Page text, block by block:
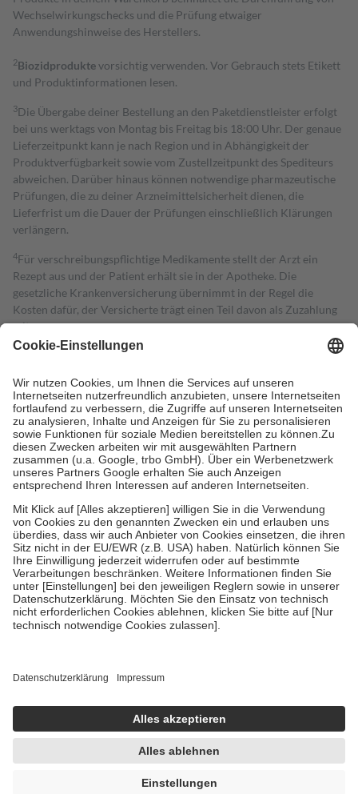
Wechselwirkungschecks und die Prüfung etwaiger
Anwendungshinweise des Herstellers.
2Biozidproduktevorsichtig verwenden. Vor Gebrauch stets Etikett
und Produktinformationen lesen.
3Die Übergabe deiner Bestellung an den Paketdienstleister erfolgt
bei uns werktags von Montag bis Freitag bis 18:00 Uhr. Der genaue
Lieferzeitpunkt kann je nach Region und in Abhängigkeit der
Produktverfügbarkeit sowie vom Zustellzeitpunkt des Spediteurs
abweichen. Darüber hinaus können notwendige pharmazeutische
Prüfungen, die zu deiner Arzneimittelsicherheit dienen, die
Lieferfrist um die Dauer der Prüfungen einschließlich Klärungen
verlängern.
4Für verschreibungspflichtige Medikamente stellt der Arzt ein
Rezept aus und der Patient erhält sie in der Apotheke. Die
gesetzliche Krankenversicherung übernimmt in der Regel die
Kosten dafür, der Versicherte trägt einen Teil davon als Zuzahlung
mit.
Grundsätzlich leisten Mitglieder Zuzahlungen in Höhe von zehn
höchstens zehn Euro.
Es sind jedoch nie mehr als die tatsächlichen
Kosten der Leistung zu entrichten.
Diese Regeln gelten grundsätzlich auch für Online-Apotheken.
Bei Heilmitteln und häuslicher Krankenpflege beträgt die
Zuzahlung zehn Prozent der Kosten sowie zehn Euro je
Verordnung.
Um das Engagement der Versicherten für ihre eigene Gesundheit zu
stärken und die besondere Stellung der Familie zu unterstützen,
fallenkeine Zuzahlungenan bei:
• Kindern und Jugendlichen bis zum vollendeten 18. Lebensjahr
mit Ausnahme der Fahrkosten
• Untersuchungen zur Vorsorge und Früherkennung, die von der
GKV getragen werden
• empfohlenen Schutzimpfungen
• Harn- und Blutteststreifen
getroffen, um sicherzustellen, dass es sich um echte Bewertungen
https://help.etrusted.com/hc/de/articles/4419944605341
Einige Bilder und Inhalte wurden unter Zuhilfenahme künstlicher